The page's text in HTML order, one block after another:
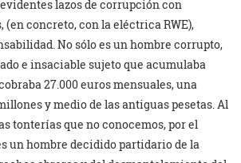
lazos de corrupción con
(en concreto, con la eléctrica RWE),
No sólo es un hombre corrupto,
e insaciable sujeto que acumulaba
27.000 euros mensuales, una
y medio de las antiguas pesetas. Al
tonterías que no conocemos, por el
un hombre decidido partidario de la